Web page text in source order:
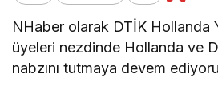
NHaber olarak DTİK Hollanda
üyeleri nezdinde Hollanda ve
nabzını tutmaya devem